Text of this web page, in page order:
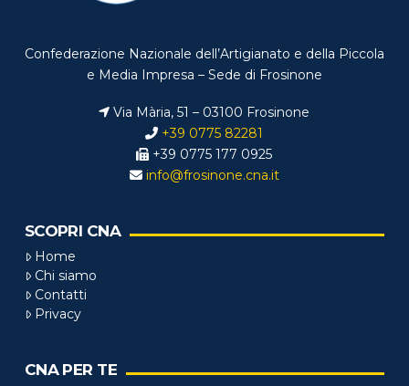
Confederazione Nazionale dell’Artigianato e della Piccola
e Media Impresa – Sede di Frosinone
Via Mària, 51 – 03100 Frosinone
+39 0775 82281
+39 0775 177 0925
info@frosinone.cna.it
SCOPRI CNA
Home
Chi siamo
Contatti
Privacy
CNA PER TE